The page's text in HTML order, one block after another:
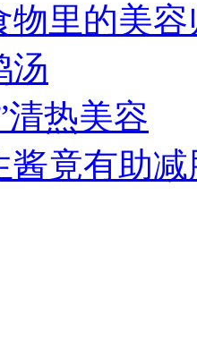
物里的美容
汤
清热美容
酱竟有助减